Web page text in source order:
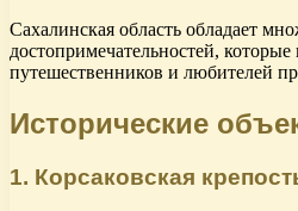
Сахалинская область обладает
достопримечательностей,
путешественников и любителей
Исторические
1. Корсаковская